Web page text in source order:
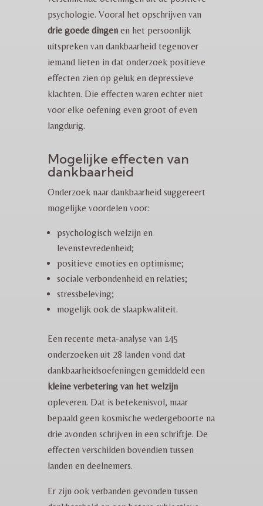
psychologie. Vooral het opschrijven van
drie goede dingenen het persoonlijk
uitspreken van dankbaarheid tegenover
iemand lieten in dat onderzoek positieve
effecten zien op geluk en depressieve
klachten. Die effecten waren echter niet
voor elke oefening even groot of even
langdurig.
Mogelijke effecten van
dankbaarheid
Onderzoek naar dankbaarheid suggereert
mogelijke voordelen voor:
psychologisch welzijn en
levenstevredenheid;
positieve emoties en optimisme;
sociale verbondenheid en relaties;
stressbeleving;
mogelijk ook de slaapkwaliteit.
Een recente meta-analyse van 145
onderzoeken uit 28 landen vond dat
dankbaarheidsoefeningen gemiddeld een
kleine verbetering van het welzijn
opleveren. Dat is betekenisvol, maar
bepaald geen kosmische wedergeboorte na
drie avonden schrijven in een schriftje. De
effecten verschilden bovendien tussen
landen en deelnemers.
Er zijn ook verbanden gevonden tussen